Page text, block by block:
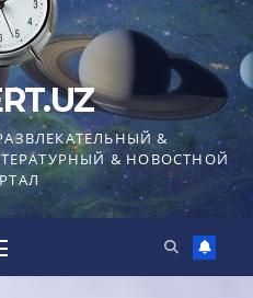
&
& НОВОСТНОЙ